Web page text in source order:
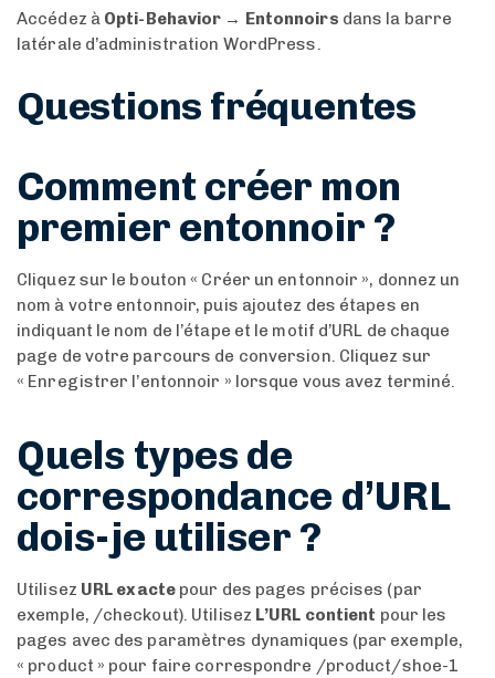
Accédez à Opti-Behavior → Entonnoirs dans la barre
latérale d’administration WordPress.
Questions fréquentes
Comment créer mon
premier entonnoir ?
Cliquez sur le bouton « Créer un entonnoir », donnez un
nom à votre entonnoir, puis ajoutez des étapes en
indiquant le nom de l’étape et le motif d’URL de chaque
page de votre parcours de conversion. Cliquez sur
« Enregistrer l’entonnoir » lorsque vous avez terminé.
Quels types de
correspondance d’URL
dois-je utiliser ?
Utilisez URL exactepour des pages précises (par
exemple, /checkout). Utilisez L’URL contient pour les
pages avec des paramètres dynamiques (par exemple,
« product » pour faire correspondre /product/shoe-1